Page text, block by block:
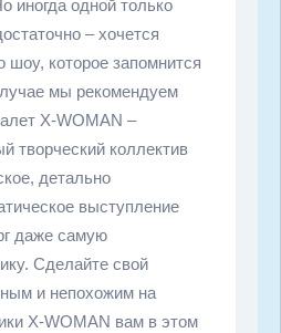
иногда одной только
– хочется
шоу, которое запомнится
мы рекомендуем
X-WOMAN –
творческий коллектив
детально
выступление
даже самую
Сделайте свой
и непохожим на
X-WOMAN вам в этом